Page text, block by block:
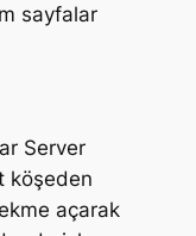
sayfalar
Server
köşeden
açarak